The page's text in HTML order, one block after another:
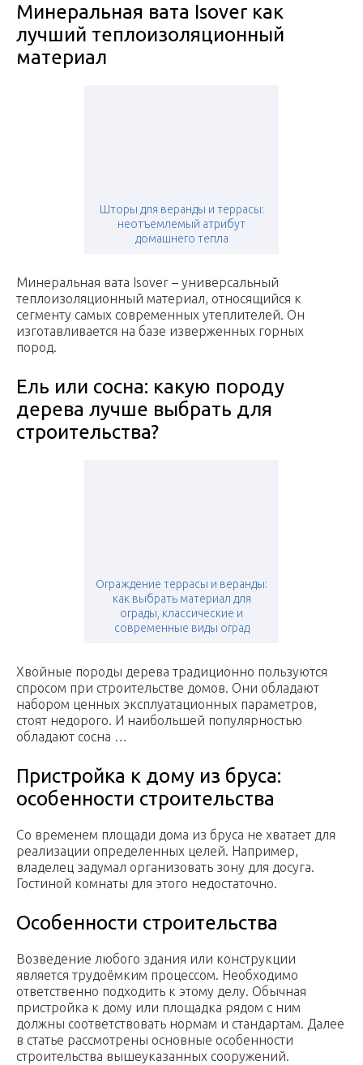
Минеральная вата Isover как
лучший теплоизоляционный
материал
Шторы для веранды и террасы:
неотъемлемый атрибут
домашнего тепла
Минеральная вата Isover – универсальный
теплоизоляционный материал, относящийся к
сегменту самых современных утеплителей. Он
изготавливается на базе изверженных горных
пород.
Ель или сосна: какую породу
дерева лучше выбрать для
строительства?
Ограждение террасы и веранды:
как выбрать материал для
ограды, классические и
современные виды оград
Хвойные породы дерева традиционно пользуются
спросом при строительстве домов. Они обладают
набором ценных эксплуатационных параметров,
стоят недорого. И наибольшей популярностью
обладают сосна …
Пристройка к дому из бруса:
особенности строительства
Со временем площади дома из бруса не хватает для
реализации определенных целей. Например,
владелец задумал организовать зону для досуга.
Гостиной комнаты для этого недостаточно.
Особенности строительства
Возведение любого здания или конструкции
является трудоёмким процессом. Необходимо
ответственно подходить к этому делу. Обычная
пристройка к дому или площадка рядом с ним
должны соответствовать нормам и стандартам. Далее
в статье рассмотрены основные особенности
строительства вышеуказанных сооружений.